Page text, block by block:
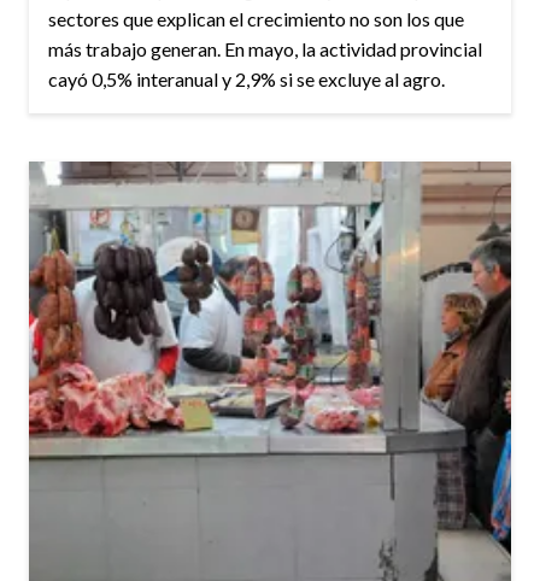
sectores que explican el crecimiento no son los que
más trabajo generan. En mayo, la actividad provincial
cayó 0,5% interanual y 2,9% si se excluye al agro.